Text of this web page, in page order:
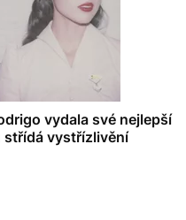
vydala své nejlepší
střídá vystřízlivění